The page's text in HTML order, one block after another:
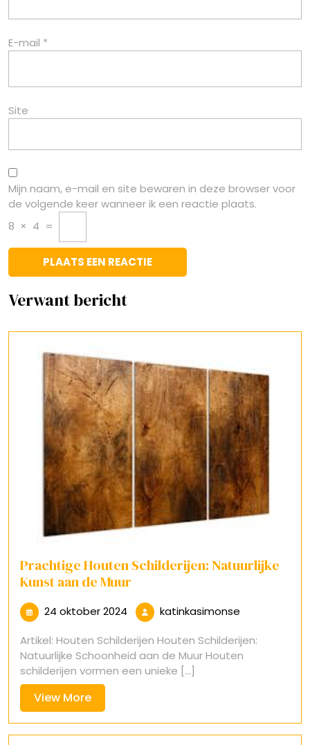
E-mail *
Site
Mijn naam, e-mail en site bewaren in deze browser voor
de volgende keer wanneer ik een reactie plaats.
8 × 4 =
Verwant bericht
Prachtige Houten Schilderijen: Natuurlijke
Kunst aan de Muur
24 oktober 2024 24
oktober
2024
katinkasimonse
Artikel: Houten Schilderijen Houten Schilderijen:
Natuurlijke Schoonheid aan de Muur Houten
schilderijen vormen een unieke [...]
View MoreView
More